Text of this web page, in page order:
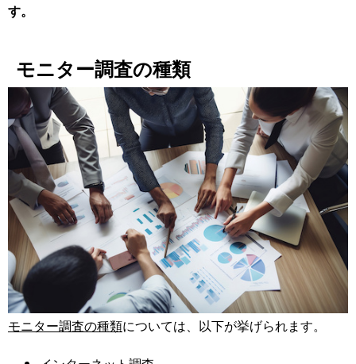
す。
モニター調査の種類
モニター調査の種類については、以下が挙げられます。